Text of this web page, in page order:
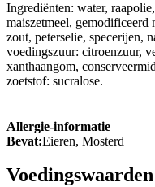
Ingrediënten: water,
maiszetmeel,
zout, peterselie,
voedingszuur: citroenzuur,
xanthaangom,
zoetstof: sucralose.
Allergie-informatie
Bevat:Eieren, Mosterd
Voedingswaarden